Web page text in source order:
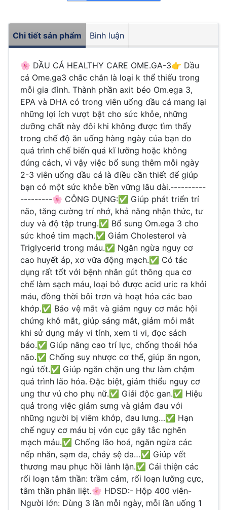
Chi tiết sản phẩm Bình luận
🌸 DẦU CÁ HEALTHY CARE OME.GA-3👉 Dầu
cá Ome.ga3 chắc chắn là loại k thể thiếu trong
mỗi gia đình. Thành phần axit béo Om.ega 3,
EPA và DHA có trong viên uống dầu cá mang lại
những lợi ích vượt bật cho sức khỏe, những
dưỡng chất này đôi khi không được tìm thấy
trong chế độ ăn uống hàng ngày của bạn do
quá trình chế biến quá kĩ lưỡng hoặc không
đúng cách, vì vậy việc bổ sung thêm mỗi ngày
2-3 viên uống dầu cá là điều cần thiết để giúp
bạn có một sức khỏe bền vững lâu dài.----------
---------🌸 CÔNG DỤNG:✅ Giúp phát triển trí
não, tăng cường trí nhớ, khả năng nhận thức, tư
duy và độ tập trung.✅ Bổ sung Om.ega 3 cho
sức khoẻ tim mạch.✅ Giảm Cholesterol và
Triglycerid trong máu.✅ Ngăn ngừa nguy cơ
cao huyết áp, xơ vữa động mạch.✅ Có tác
dụng rất tốt với bệnh nhân gút thông qua cơ
chế làm sạch máu, loại bỏ được acid uric ra khỏi
máu, đồng thời bôi trơn và hoạt hóa các bao
khớp.✅ Bảo vệ mắt và giảm nguy cơ mắc hội
chứng khô mắt, giúp sáng mắt, giảm mỏi mắt
khi sử dụng máy vi tính, xem ti vi, đọc sách
báo.✅ Giúp nâng cao trí lực, chống thoái hóa
não.✅ Chống suy nhược cơ thể, giúp ăn ngon,
ngủ tốt.✅ Giúp ngăn chặn ung thư làm chậm
quá trình lão hóa. Đặc biệt, giảm thiểu nguy cơ
ung thư vú cho phụ nữ.✅ Giải độc gan.✅ Hiệu
quả trong việc giảm sưng và giảm đau với
những người bị viêm khớp, đau lưng…✅ Hạn
chế nguy cơ máu bị vón cục gây tắc nghẽn
mạch máu.✅ Chống lão hoá, ngăn ngừa các
nếp nhăn, sạm da, chảy sệ da…✅ Giúp vết
thương mau phục hồi lành lặn.✅ Cải thiện các
rối loạn tâm thần: trầm cảm, rối loạn lưỡng cực,
tâm thần phân liệt.🌸 HDSD:- Hộp 400 viên-
Người lớn: Dùng 3 lần mỗi ngày, mỗi lần uống 1